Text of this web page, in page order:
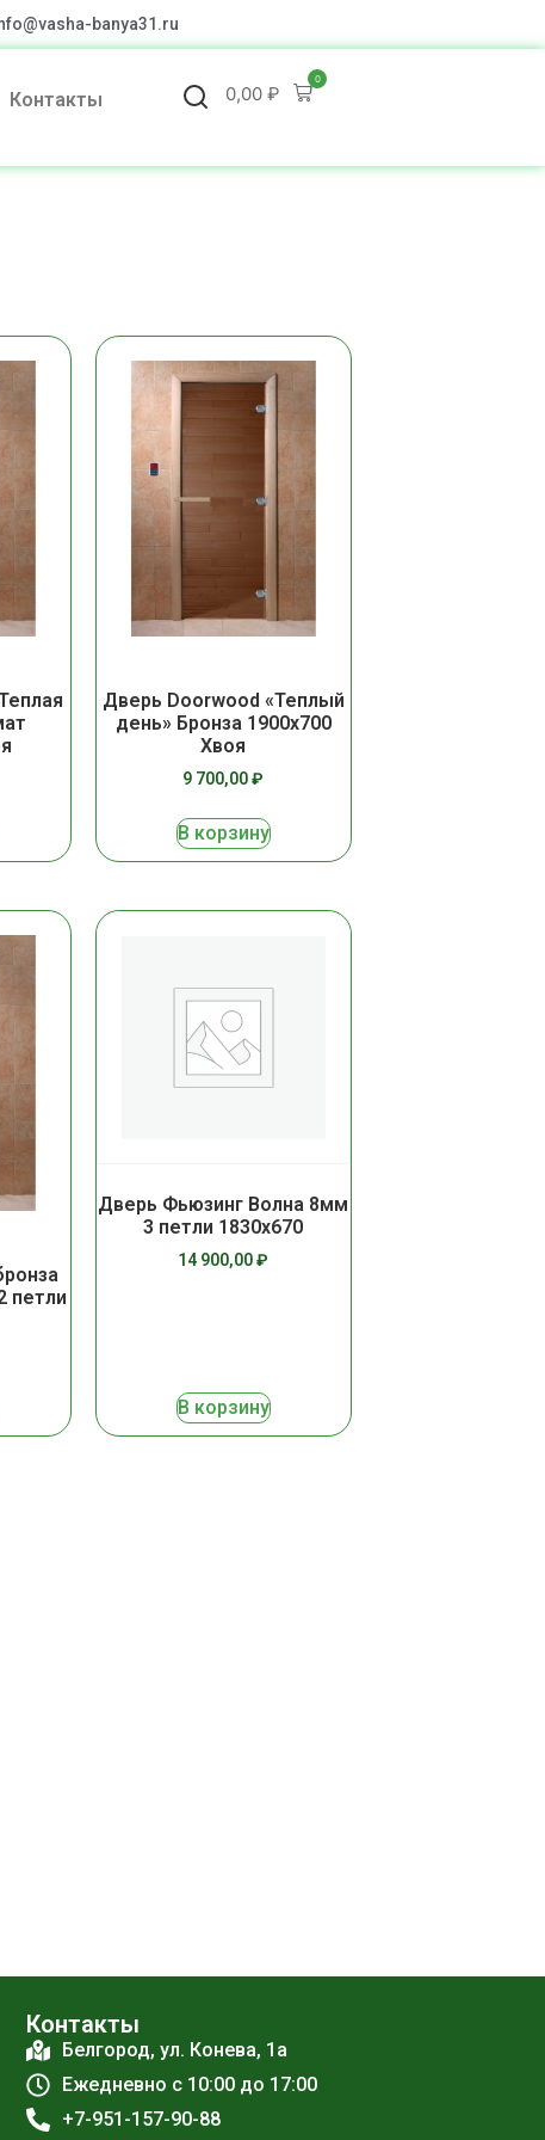
banya31.ru
Контакты 0,00₽
0
Дверь Doorwood «Теплый
день» Бронза 1900х700
Хвоя
9 700,00₽
В корзину
петли
Дверь Фьюзинг Волна 8мм
3 петли 1830х670
14 900,00₽
В корзину
Контакты
Белгород, ул. Конева, 1а
Ежедневно с 10:00 до 17:00
+7-951-157-90-88